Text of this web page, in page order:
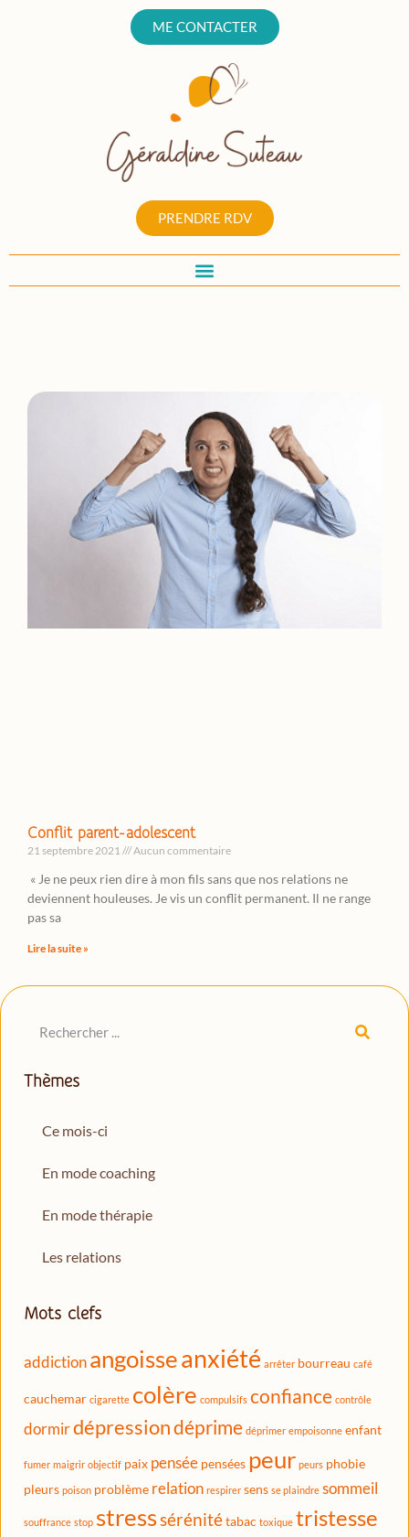
PRENDRE RDV
ME CONTACTER
Conflit parent-adolescent
21 septembre 2021 Aucun commentaire
« Je ne peux rien dire à mon fils sans que nos relations ne
deviennent houleuses. Je vis un conflit permanent. Il ne range
pas sa
Lire la suite »
Thèmes
Ce mois-ci
En mode coaching
En mode thérapie
Les relations
Mots clefs
addictionangoisseanxiété arrêter bourreau café
cauchemar cigarette colère compulsifs confiance contrôle
dormirdépressiondéprime déprimer empoisonne enfant
fumer maigrir objectif paix pensée pensées peur peurs phobie
pleurs poison problème relation respirer sens se plaindre sommeil
souffrance stop stresssérénitétabac toxique tristesse